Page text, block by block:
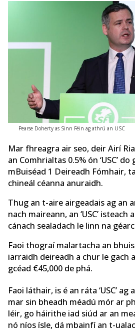
Pearse Doherty as Sinn Féin ag athrú an USC
Mar fhreagra air seo, deir Airí
an Comhrialtas 0.5% ón ‘USC’
mBuiséad 1 Deireadh Fómhair,
chineál céanna anuraidh.
Thug an t-aire airgeadais ag an
nach maireann, an ‘USC’
cánach sealadach le linn na
Faoi thograí malartacha an
iarraidh deireadh a chur le gach
gcéad €45,000 de phá.
Faoi láthair, is é an ráta ‘USC’ ag
mar sin bheadh ​​méadú mór ar
léir, go háirithe iad siúd ar an
nó níos ísle, dá mbainfí an t-